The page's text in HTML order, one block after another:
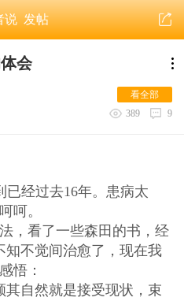
说发帖
会
看全部
389
9
已经过去16年。患病太
呵。
，看了一些森田的书，经
知不觉间治愈了，现在我
悟：
其自然就是接受现状，束